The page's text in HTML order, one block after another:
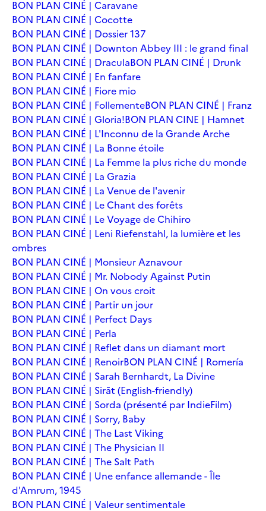
BON PLAN CINÉ | Caravane
BON PLAN CINÉ | Cocotte
BON PLAN CINÉ | Dossier 137
BON PLAN CINÉ | Downton Abbey III : le grand final
BON PLAN CINÉ | DraculaBON PLAN CINÉ | Drunk
BON PLAN CINÉ | En fanfare
BON PLAN CINÉ | Fiore mio
BON PLAN CINÉ | FollementeBON PLAN CINÉ | Franz
BON PLAN CINÉ | Gloria!BON PLAN CINE | Hamnet
BON PLAN CINÉ | L'Inconnu de la Grande Arche
BON PLAN CINÉ | La Bonne étoile
BON PLAN CINÉ | La Femme la plus riche du monde
BON PLAN CINÉ | La Grazia
BON PLAN CINÉ | La Venue de l'avenir
BON PLAN CINÉ | Le Chant des forêts
BON PLAN CINÉ | Le Voyage de Chihiro
BON PLAN CINÉ | Leni Riefenstahl, la lumière et les
ombres
BON PLAN CINÉ | Monsieur Aznavour
BON PLAN CINÉ | Mr. Nobody Against Putin
BON PLAN CINE | On vous croit
BON PLAN CINÉ | Partir un jour
BON PLAN CINÉ | Perfect Days
BON PLAN CINÉ | Perla
BON PLAN CINÉ | Reflet dans un diamant mort
BON PLAN CINÉ | RenoirBON PLAN CINÉ | Romería
BON PLAN CINÉ | Sarah Bernhardt, La Divine
BON PLAN CINÉ | Sirāt (English-friendly)
BON PLAN CINÉ | Sorda (présenté par IndieFilm)
BON PLAN CINÉ | Sorry, Baby
BON PLAN CINÉ | The Last Viking
BON PLAN CINÉ | The Physician II
BON PLAN CINÉ | The Salt Path
BON PLAN CINÉ | Une enfance allemande - Île
d'Amrum, 1945
BON PLAN CINÉ | Valeur sentimentale